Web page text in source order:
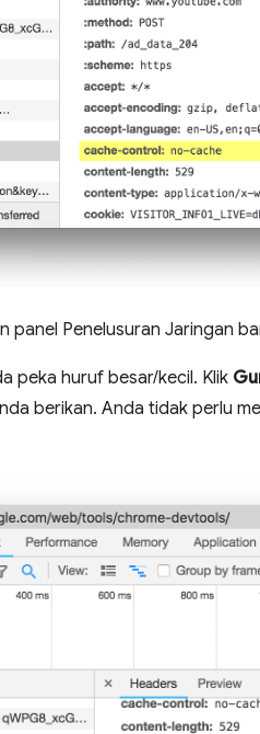
panel Penelusuran Jaringan
peka huruf besar/kecil. Klik
berikan. Anda tidak perlu